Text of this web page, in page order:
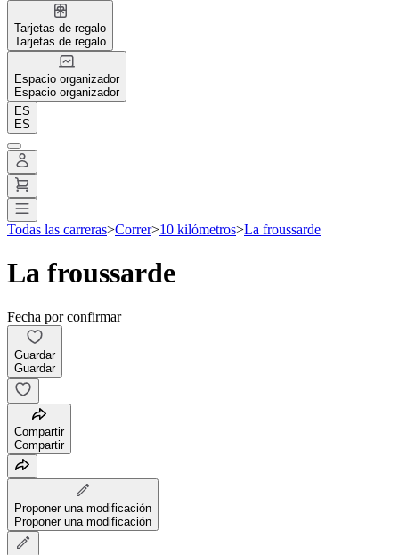
Tarjetas de regalo
Tarjetas de regalo
Espacio organizador
Espacio organizador
ES
ES
Todas las carreras>Correr>10 kilómetros>La froussarde
La froussarde
Fecha por confirmar
Guardar
Guardar
Compartir
Compartir
Proponer una modificación
Proponer una modificación